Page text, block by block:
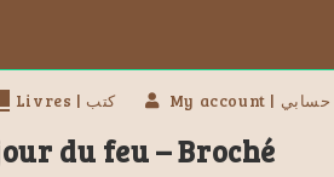
Livres | كتب My account | حسابي
du feu – Broché